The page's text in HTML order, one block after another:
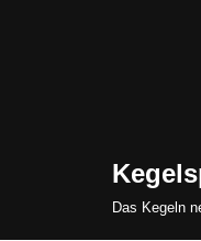
Das Kegeln